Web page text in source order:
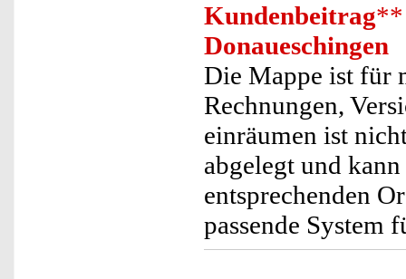
Kundenbeitrag**
Donaueschingen
Die Mappe ist für
Rechnungen,
einräumen ist
abgelegt und
entsprechenden
passende System